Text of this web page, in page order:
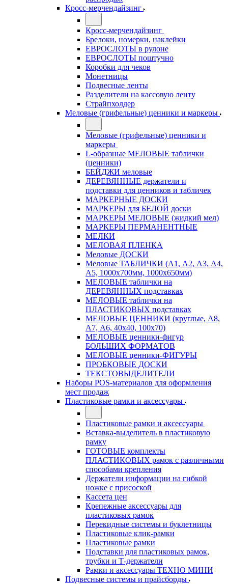
Кросс-мерчендайзинг
Кросс-мерчендайзинг
Брелоки, номерки, наклейки
ЕВРОСЛОТЫ в рулоне
ЕВРОСЛОТЫ поштучно
Коробки для чеков
Монетницы
Подвесные ленты
Разделители на кассовую ленту
Страйпхолдер
Меловые (грифельные) ценники и маркеры
Меловые (грифельные) ценники и
маркеры
L-образные МЕЛОВЫЕ таблички
(ценники)
БЕЙДЖИ меловые
ДЕРЕВЯННЫЕ держатели и
подставки для ценников и табличек
МАРКЕРНЫЕ ДОСКИ
МАРКЕРЫ для БЕЛОЙ доски
МАРКЕРЫ МЕЛОВЫЕ (жидкий мел)
МАРКЕРЫ ПЕРМАНЕНТНЫЕ
МЕЛКИ
МЕЛОВАЯ ПЛЕНКА
Меловые ДОСКИ
Меловые ТАБЛИЧКИ (А1, А2, А3, А4,
А5, 1000х700мм, 1000х650мм)
МЕЛОВЫЕ таблички на
ДЕРЕВЯННЫХ подставках
МЕЛОВЫЕ таблички на
ПЛАСТИКОВЫХ подставках
МЕЛОВЫЕ ЦЕННИКИ (круглые, А8,
А7, А6, 40х40, 100х70)
МЕЛОВЫЕ ценники-фигур
БОЛЬШИХ ФОРМАТОВ
МЕЛОВЫЕ ценники-ФИГУРЫ
ПРОБКОВЫЕ ДОСКИ
ТЕКСТОВЫДЕЛИТЕЛИ
Наборы POS-материалов для оформления
мест продаж
Пластиковые рамки и аксессуары
Пластиковые рамки и аксессуары
Вставка-выделитель в пластиковую
рамку
ГОТОВЫЕ комплекты
ПЛАСТИКОВЫХ рамок с различными
способами крепления
Держатели информации на гибкой
ножке с присоской
Кассета цен
Крепежные аксессуары для
пластиковых рамок
Перекидные системы и буклетницы
Пластиковые клик-рамки
Пластиковые рамки
Подставки для пластиковых рамок,
трубки и Т-держатели
Рамки и аксессуары ТЕХНО МИНИ
Подвесные системы и прайсборды